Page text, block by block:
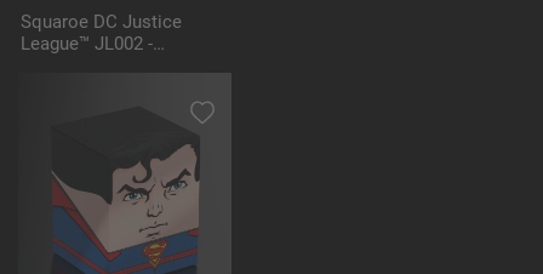
Squaroe DC Justice
League™ JL002 -